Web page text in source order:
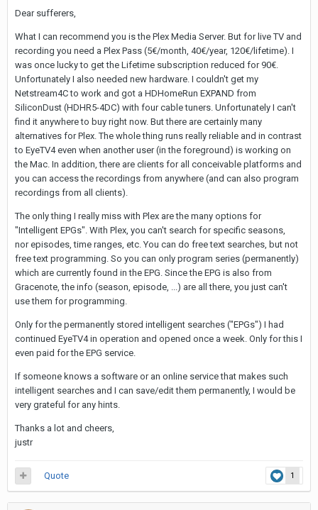
Dear sufferers,
What I can recommend you is the Plex Media Server. But for live TV and
recording you need a Plex Pass (5€/month, 40€/year, 120€/lifetime). I
was once lucky to get the Lifetime subscription reduced for 90€.
Unfortunately I also needed new hardware. I couldn't get my
Netstream4C to work and got a HDHomeRun EXPAND from
SiliconDust (HDHR5-4DC) with four cable tuners. Unfortunately I can't
find it anywhere to buy right now. But there are certainly many
alternatives for Plex. The whole thing runs really reliable and in contrast
to EyeTV4 even when another user (in the foreground) is working on
the Mac. In addition, there are clients for all conceivable platforms and
you can access the recordings from anywhere (and can also program
recordings from all clients).
The only thing I really miss with Plex are the many options for
"Intelligent EPGs". With Plex, you can't search for specific seasons,
nor episodes, time ranges, etc. You can do free text searches, but not
free text programming. So you can only program series (permanently)
which are currently found in the EPG. Since the EPG is also from
Gracenote, the info (season, episode, ...) are all there, you just can't
use them for programming.
Only for the permanently stored intelligent searches ("EPGs") I had
continued EyeTV4 in operation and opened once a week. Only for this I
even paid for the EPG service.
If someone knows a software or an online service that makes such
intelligent searches and I can save/edit them permanently, I would be
very grateful for any hints.
Thanks a lot and cheers,
justr
1
Quote